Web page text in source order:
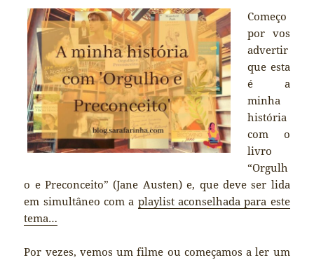
Começo
por vos
advertir
que esta
é a
minha
história
com o
livro
“Orgulh
o e Preconceito” (Jane Austen) e, que deve ser lida
em simultâneo com a playlist aconselhada para este
tema…
Por vezes, vemos um filme ou começamos a ler um